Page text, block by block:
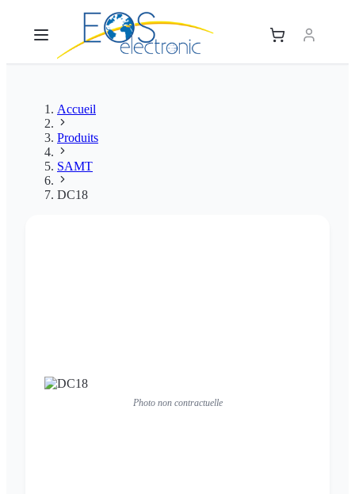
Accueil
Produits
SAMT
DC18
Photo non contractuelle